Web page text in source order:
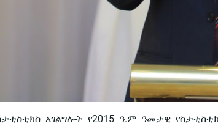
አገልግሎት የ2015 ዓ.ም ዓመታዊ